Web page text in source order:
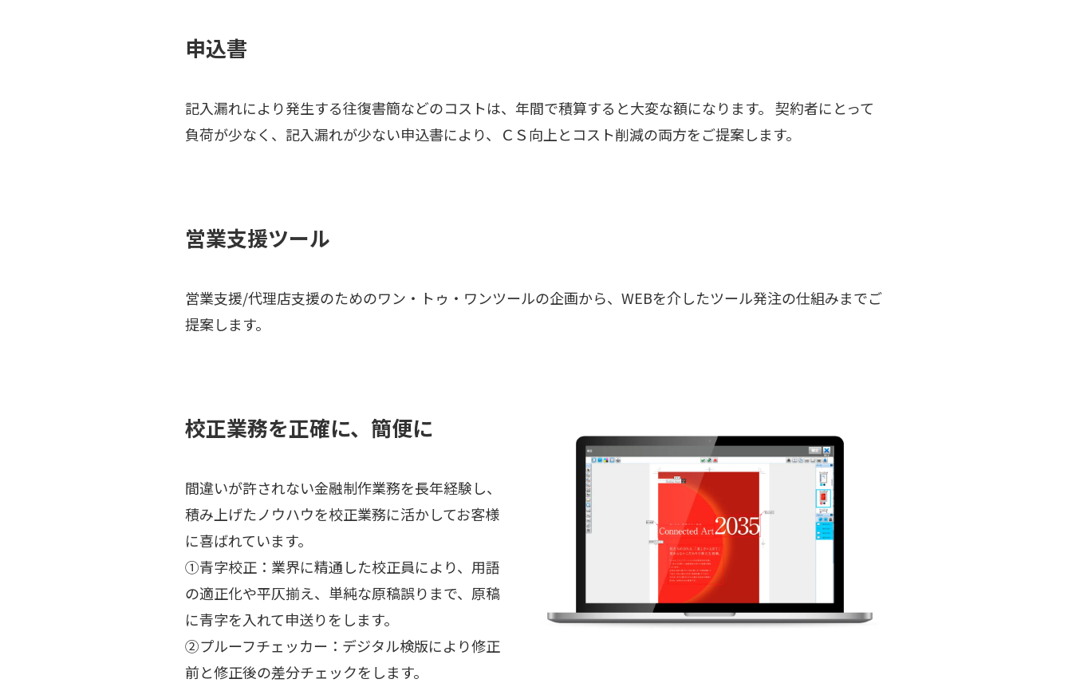
申込書
記入漏れにより発生する往復書簡などのコストは、年間で積算すると大変な額になります。 契約者にとって
負荷が少なく、記入漏れが少ない申込書により、ＣＳ向上とコスト削減の両方をご提案します。
営業支援ツール
営業支援/代理店支援のためのワン・トゥ・ワンツールの企画から、WEBを介したツール発注の仕組みまでご
提案します。
校正業務を正確に、簡便に
間違いが許されない金融制作業務を長年経験し、
積み上げたノウハウを校正業務に活かしてお客様
に喜ばれています。
①青字校正：業界に精通した校正員により、用語
の適正化や平仄揃え、単純な原稿誤りまで、原稿
に青字を入れて申送りをします。
②プルーフチェッカー：デジタル検版により修正
前と修正後の差分チェックをします。